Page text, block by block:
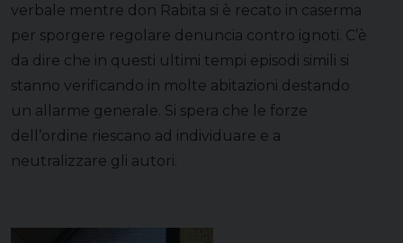
verbale mentre don Rabita si è recato in caserma
per sporgere regolare denuncia contro ignoti. C’è
da dire che in questi ultimi tempi episodi simili si
stanno verificando in molte abitazioni destando
un allarme generale. Si spera che le forze
dell’ordine riescano ad individuare e a
neutralizzare gli autori.